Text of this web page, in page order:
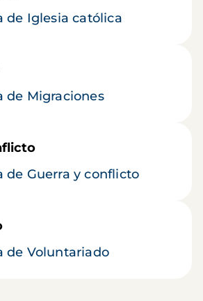
de Iglesia católica
de Migraciones
de Guerra y conflicto
de Voluntariado